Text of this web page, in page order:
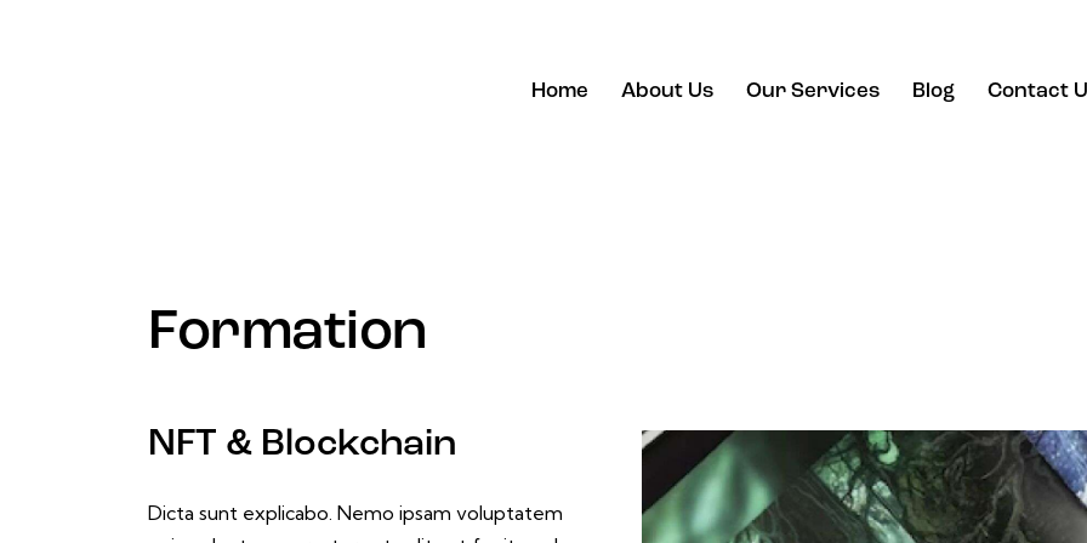
Home About Us Our Services Blog Contact
Formation
NFT & Blockchain
Dicta sunt explicabo. Nemo ipsam voluptatem